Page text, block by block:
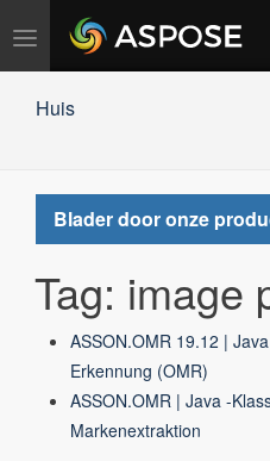
Navigation
umschalten
Huis
Blader door onze
Tag: image
ASSON.OMR 19.12 |
Erkennung (OMR)
ASSON.OMR | Java -
Markenextraktion